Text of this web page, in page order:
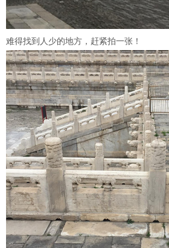
难得找到人少的地方，赶紧拍一张！